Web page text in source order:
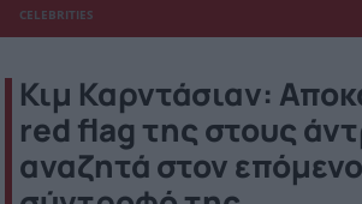
CELEBRITIES
Κιμ Καρντάσιαν:
red flag της στους
αναζητά στον επόμενο